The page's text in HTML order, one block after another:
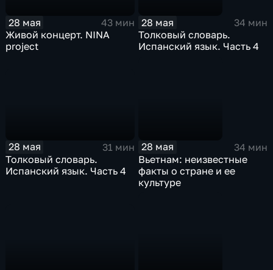
28 мая
43 мин
Живой концерт. NINA
project
28 мая
34 мин
Толковый словарь.
Испанский язык. Часть 4
28 мая
31 мин
Толковый словарь.
Испанский язык. Часть 4
28 мая
34 мин
Вьетнам: неизвестные
факты о стране и ее
культуре